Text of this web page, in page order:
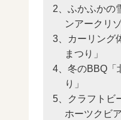
2、ふかふかの
ンアークリ
3、カーリング
まつり」
4、冬のBBQ「
り」
5、クラフトビ
ホーツクビ